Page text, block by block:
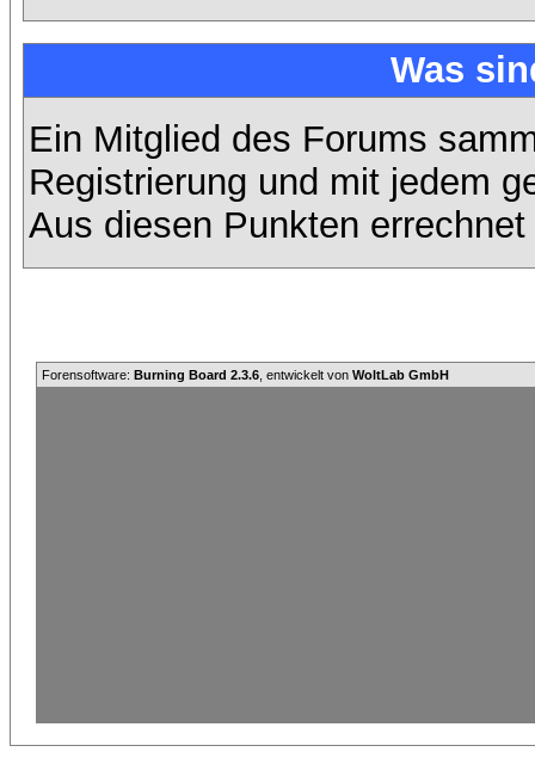
Was
Ein Mitglied des Forums
Registrierung und mit jedem
Aus diesen Punkten
Forensoftware: Burning Board 2.3.6 , entwickelt von WoltLab GmbH